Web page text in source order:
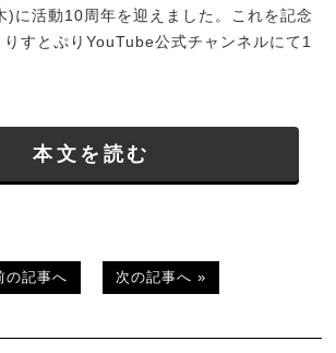
)に活動10周年を迎えました。これを記念
すとぷりYouTube公式チャンネルにて1
本文を読む
の記事へ 次の記事へ »